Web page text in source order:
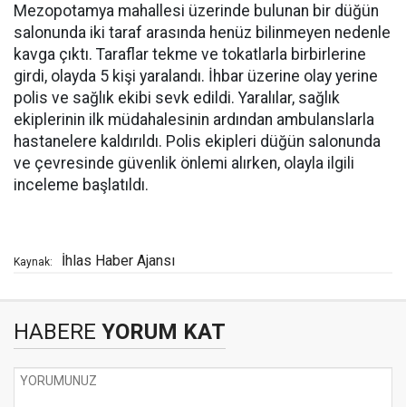
Mezopotamya mahallesi üzerinde bulunan bir düğün
salonunda iki taraf arasında henüz bilinmeyen nedenle
kavga çıktı. Taraflar tekme ve tokatlarla birbirlerine
girdi, olayda 5 kişi yaralandı. İhbar üzerine olay yerine
polis ve sağlık ekibi sevk edildi. Yaralılar, sağlık
ekiplerinin ilk müdahalesinin ardından ambulanslarla
hastanelere kaldırıldı. Polis ekipleri düğün salonunda
ve çevresinde güvenlik önlemi alırken, olayla ilgili
inceleme başlatıldı.
Kaynak: İhlas Haber Ajansı
HABERE YORUM KAT